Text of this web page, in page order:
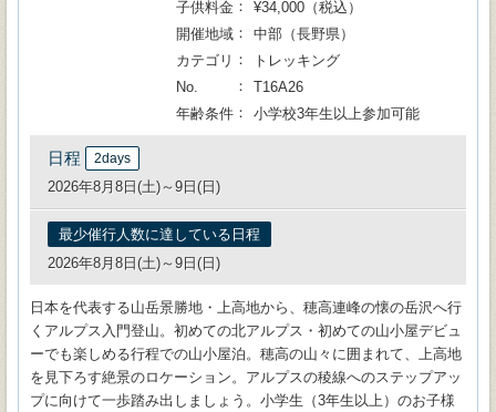
子供料金
¥34,000（税込）
開催地域
中部（長野県）
カテゴリ
トレッキング
No.
T16A26
年齢条件
小学校3年生以上参加可能
日程 2days
2026年8月8日(土)～9日(日)
最少催行人数に達している日程
2026年8月8日(土)～9日(日)
日本を代表する山岳景勝地・上高地から、穂高連峰の懐の岳沢へ行
くアルプス入門登山。初めての北アルプス・初めての山小屋デビュ
ーでも楽しめる行程での山小屋泊。穂高の山々に囲まれて、上高地
を見下ろす絶景のロケーション。アルプスの稜線へのステップアッ
プに向けて一歩踏み出しましょう。小学生（3年生以上）のお子様